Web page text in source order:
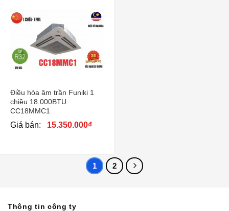
Điều hòa âm trần Funiki 1
chiều 18.000BTU
CC18MMC1
Giá bán: 15.350.000₫
1 2
Thông tin công ty